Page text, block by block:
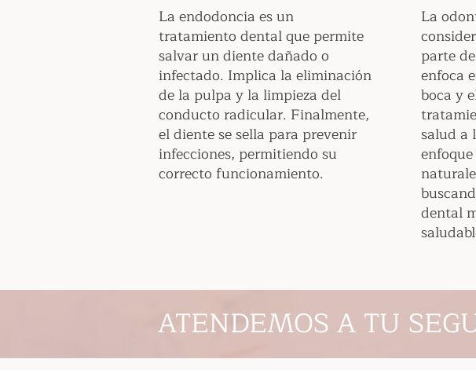
La endodoncia es un
tratamiento dental que permite
salvar un diente dañado o
infectado. Implica la eliminación
de la pulpa y la limpieza del
conducto radicular. Finalmente,
el diente se sella para prevenir
infecciones, permitiendo su
correcto funcionamiento.
La
parte
enfoca
boca y
salud a
dental
ATENDEMOS A TU